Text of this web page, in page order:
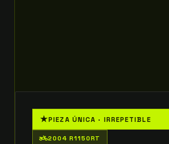
★PIEZA ÚNICA · IRREPETIBLE
two_wheeler2004 R1150RT